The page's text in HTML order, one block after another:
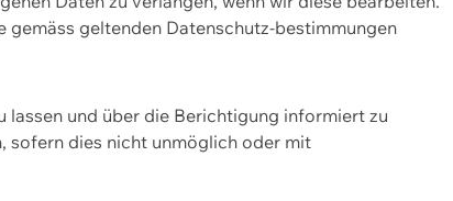
gemäss geltenden Datenschutz-bestimmungen
und über die Berichtigung informiert zu
sofern dies nicht unmöglich oder mit